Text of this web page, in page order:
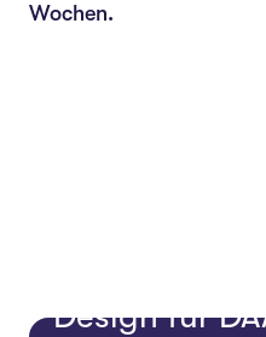
Wochen.
Design für